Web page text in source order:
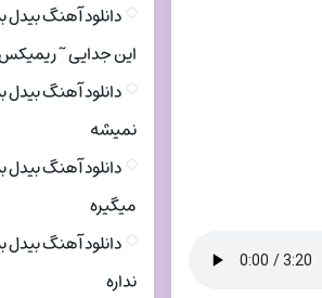
دانلود آهنگ
این جدایی ~
دانلود آهنگ
نمیشه
دانلود آهنگ
میگیره
دانلود آهنگ بیدل
نداره